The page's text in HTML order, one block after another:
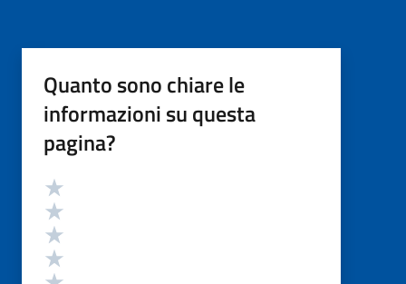
Quanto sono chiare le
informazioni su questa
pagina?
Valutazione